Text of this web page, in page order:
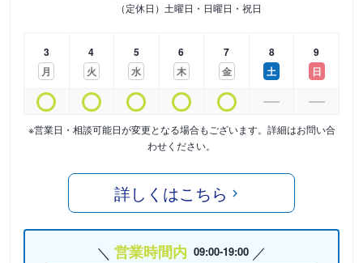
（定休日）土曜日・日曜日・祝日
3
月
4
火
5
水
6
木
7
金
8
土
9
日
※営業日・相談可能日が変更となる場合もございます。詳細はお問い合
わせください。
詳しくはこちら
営業時間内 09:00-19:00